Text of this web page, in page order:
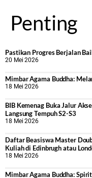
Penting
Pastikan Progres Berjalan
20 Mei 2026
Mimbar Agama Buddha:
18 Mei 2026
BIB Kemenag Buka Jalur
Langsung Tempuh S2-S3
18 Mei 2026
Daftar Beasiswa Master
Kuliah di Edinbrugh atau
18 Mei 2026
Mimbar Agama Buddha: